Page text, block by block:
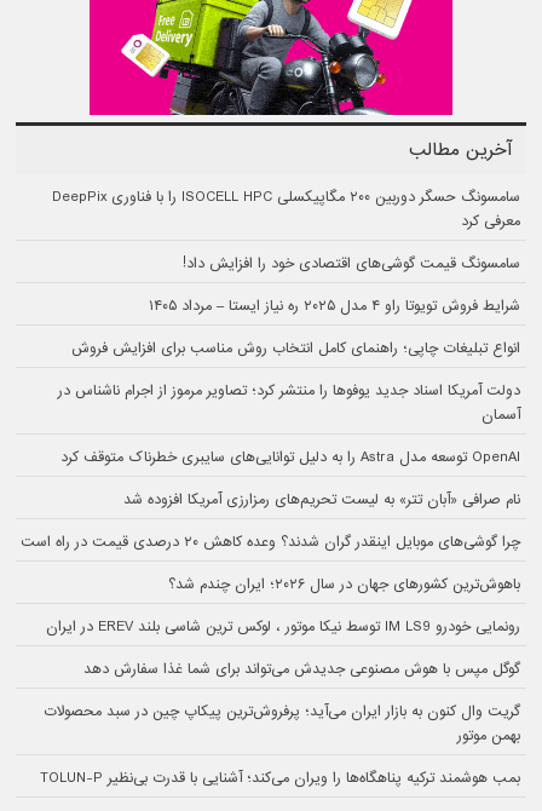
آخرین مطالب
سامسونگ حسگر دوربین ۲۰۰ مگاپیکسلی ISOCELL HPC را با فناوری DeepPix
معرفی کرد
سامسونگ قیمت گوشی‌های اقتصادی خود را افزایش داد!
شرایط فروش تویوتا راو ۴ مدل ۲۰۲۵ ره نیاز ایستا – مرداد ۱۴۰۵
انواع تبلیغات چاپی؛ راهنمای کامل انتخاب روش مناسب برای افزایش فروش
دولت آمریکا اسناد جدید یوفوها را منتشر کرد؛ تصاویر مرموز از اجرام ناشناس در
آسمان
OpenAI توسعه مدل Astra را به دلیل توانایی‌های سایبری خطرناک متوقف کرد
نام صرافی «آبان‌ تتر» به لیست تحریم‌های رمزارزی آمریکا افزوده شد
چرا گوشی‌های موبایل اینقدر گران شدند؟ وعده کاهش ۲۰ درصدی قیمت در راه است
باهوش‌ترین کشورهای جهان در سال ۲۰۲۶؛ ایران چندم شد؟
رونمایی خودرو IM LS9 توسط نیکا موتور ، لوکس ترین شاسی بلند EREV در ایران
گوگل مپس با هوش مصنوعی جدیدش می‌تواند برای شما غذا سفارش دهد
گریت وال کنون به بازار ایران می‌آید؛ پرفروش‌ترین پیکاپ چین در سبد محصولات
بهمن موتور
بمب هوشمند ترکیه پناهگاه‌ها را ویران می‌کند؛ آشنایی با قدرت بی‌نظیر TOLUN-P